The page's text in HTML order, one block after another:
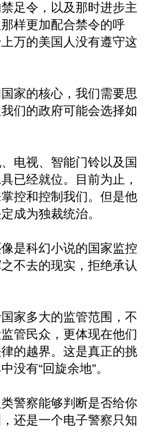
足令，以及那时进步主
样更加配合禁令的呼
万的美国人没有遵守这
家的核心，我们需要思
们的政府可能会选择如
电视、智能门铃以及国
已经就位。目前为止，
控和控制我们。但是他
成为独裁统治。
是科幻小说的国家监控
不去的现实，拒绝承认
家多大的监管范围，不
管民众，更体现在他们
的越界。这是真正的挑
没有“回旋余地”。
警察能够判断是否给你
还是一个电子警察只知